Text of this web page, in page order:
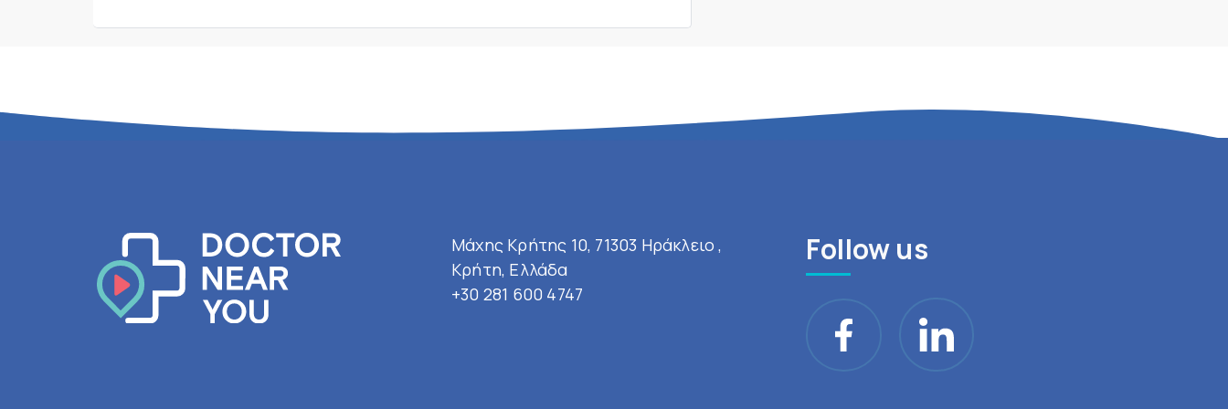
Μάχης Κρήτης 10, 71303 Ηράκλειο ,
Κρήτη, Ελλάδα
+30 281 600 4747
Follow us